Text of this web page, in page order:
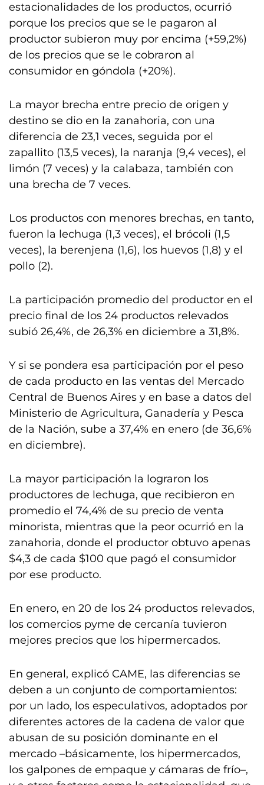
estacionalidades de los productos, ocurrió
porque los precios que se le pagaron al
productor subieron muy por encima (+59,2%)
de los precios que se le cobraron al
consumidor en góndola (+20%).
La mayor brecha entre precio de origen y
destino se dio en la zanahoria, con una
diferencia de 23,1 veces, seguida por el
zapallito (13,5 veces), la naranja (9,4 veces), el
limón (7 veces) y la calabaza, también con
una brecha de 7 veces.
Los productos con menores brechas, en tanto,
fueron la lechuga (1,3 veces), el brócoli (1,5
veces), la berenjena (1,6), los huevos (1,8) y el
pollo (2).
La participación promedio del productor en el
precio final de los 24 productos relevados
subió 26,4%, de 26,3% en diciembre a 31,8%.
Y si se pondera esa participación por el peso
de cada producto en las ventas del Mercado
Central de Buenos Aires y en base a datos del
Ministerio de Agricultura, Ganadería y Pesca
de la Nación, sube a 37,4% en enero (de 36,6%
en diciembre).
La mayor participación la lograron los
productores de lechuga, que recibieron en
promedio el 74,4% de su precio de venta
minorista, mientras que la peor ocurrió en la
zanahoria, donde el productor obtuvo apenas
$4,3 de cada $100 que pagó el consumidor
por ese producto.
En enero, en 20 de los 24 productos relevados,
los comercios pyme de cercanía tuvieron
mejores precios que los hipermercados.
En general, explicó CAME, las diferencias se
deben a un conjunto de comportamientos:
por un lado, los especulativos, adoptados por
diferentes actores de la cadena de valor que
abusan de su posición dominante en el
mercado –básicamente, los hipermercados,
los galpones de empaque y cámaras de frío–,